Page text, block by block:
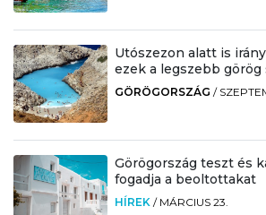
Utószezon alatt is
ezek a legszebb
GÖRÖGORSZÁG /
Görögország teszt és
fogadja a beoltottakat
HÍREK / MÁRCIUS 23.